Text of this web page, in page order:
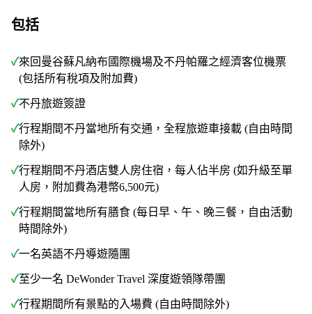
包括
✓來回曼谷蘇凡納布國際機場及不丹帕羅之經濟客位機票
(包括所有稅項及附加費)
✓不丹旅遊簽證
✓行程期間不丹當地所有交通，全程旅遊車接載 (自由時間
除外)
✓行程期間不丹酒店雙人房住宿，每人佔半房 (如升級至單
人房，附加費為港幣6,500元)
✓行程期間當地所有膳食 (每日早、午、晚三餐，自由活動
時間除外)
✓一名英語不丹導遊隨團
✓至少一名 DeWonder Travel 深度遊領隊帶團
✓行程期間所有景點的入場費 (自由時間除外)